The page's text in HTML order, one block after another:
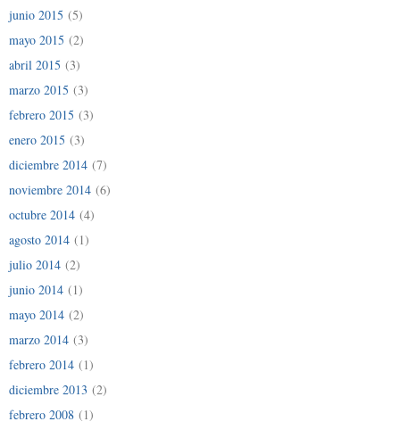
junio 2015 (5)
mayo 2015 (2)
abril 2015 (3)
marzo 2015 (3)
febrero 2015 (3)
enero 2015 (3)
diciembre 2014 (7)
noviembre 2014 (6)
octubre 2014 (4)
agosto 2014 (1)
julio 2014 (2)
junio 2014 (1)
mayo 2014 (2)
marzo 2014 (3)
febrero 2014 (1)
diciembre 2013 (2)
febrero 2008 (1)